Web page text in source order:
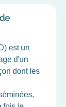
est un
d'un
dont les